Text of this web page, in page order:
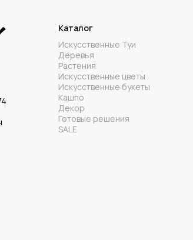
Каталог
Искусственные Туи
Деревья
Растения
Искусственные цветы
Искусственные букеты
Кашпо
Декор
Готовые решения
SALE